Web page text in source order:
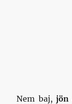
Nem baj,jön